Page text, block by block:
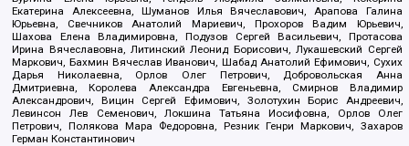
Екатерина Алексеевна, Шуманов Илья Вячеславович, Арапова Галина
Юрьевна, Свечников Анатолий Мариевич, Прохоров Вадим Юрьевич,
Шахова Елена Владимировна, Подузов Сергей Васильевич, Протасова
Ирина Вячеславовна, Литинский Леонид Борисович, Лукашевский Сергей
Маркович, Бахмин Вячеслав Иванович, Шабад Анатолий Ефимович, Сухих
Дарья Николаевна, Орлов Олег Петрович, Добровольская Анна
Дмитриевна, Королева Александра Евгеньевна, Смирнов Владимир
Александрович, Вицин Сергей Ефимович, Золотухин Борис Андреевич,
Левинсон Лев Семенович, Локшина Татьяна Иосифовна, Орлов Олег
Петрович, Полякова Мара Федоровна, Резник Генри Маркович, Захаров
Герман Константинович